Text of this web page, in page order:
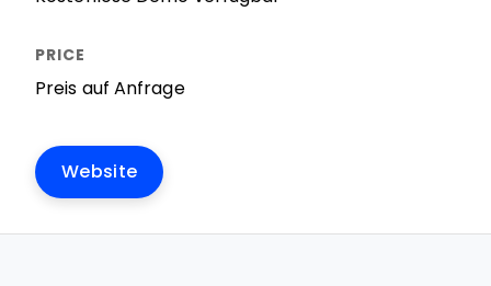
Preis auf Anfrage
Website